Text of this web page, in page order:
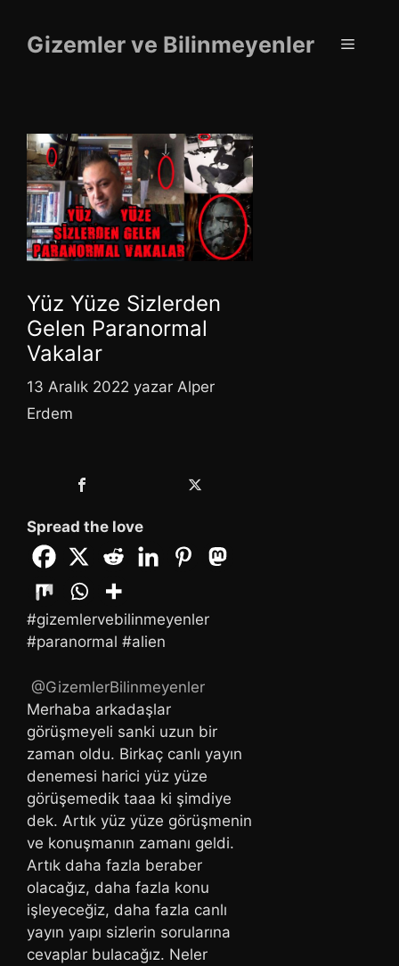
Gizemler ve Bilinmeyenler Menü
Yüz Yüze Sizlerden
Gelen Paranormal
Vakalar
13 Aralık 2022 yazar Alper
Erdem
Spread the love
#gizemlervebilinmeyenler
#paranormal #alien
@GizemlerBilinmeyenler
Merhaba arkadaşlar
görüşmeyeli sanki uzun bir
zaman oldu. Birkaç canlı yayın
denemesi harici yüz yüze
görüşemedik taaa ki şimdiye
dek. Artık yüz yüze görüşmenin
ve konuşmanın zamanı geldi.
Artık daha fazla beraber
olacağız, daha fazla konu
işleyeceğiz, daha fazla canlı
yayın yaıpı sizlerin sorularına
cevaplar bulacağız. Neler